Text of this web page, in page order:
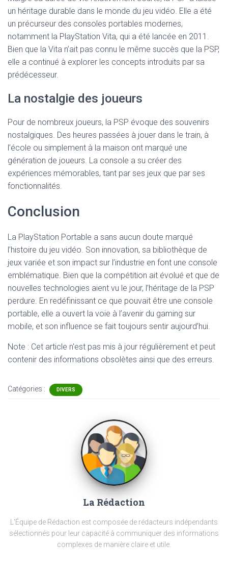
un héritage durable dans le monde du jeu vidéo. Elle a été
un précurseur des consoles portables modernes,
notamment la PlayStation Vita, qui a été lancée en 2011.
Bien que la Vita n’ait pas connu le même succès que la PSP,
elle a continué à explorer les concepts introduits par sa
prédécesseur.
La nostalgie des joueurs
Pour de nombreux joueurs, la PSP évoque des souvenirs
nostalgiques. Des heures passées à jouer dans le train, à
l’école ou simplement à la maison ont marqué une
génération de joueurs. La console a su créer des
expériences mémorables, tant par ses jeux que par ses
fonctionnalités.
Conclusion
La PlayStation Portable a sans aucun doute marqué
l’histoire du jeu vidéo. Son innovation, sa bibliothèque de
jeux variée et son impact sur l’industrie en font une console
emblématique. Bien que la compétition ait évolué et que de
nouvelles technologies aient vu le jour, l’héritage de la PSP
perdure. En redéfinissant ce que pouvait être une console
portable, elle a ouvert la voie à l’avenir du gaming sur
mobile, et son influence se fait toujours sentir aujourd’hui.
Note : Cet article n'est pas mis à jour régulièrement et peut
contenir des informations obsolètes ainsi que des erreurs.
Catégories : DIVERS
La Rédaction
L'Équipe de Rédaction est composée de rédacteurs indépendants
sélectionnés pour leur capacité à communiquer des informations
complexes de manière claire et utile.